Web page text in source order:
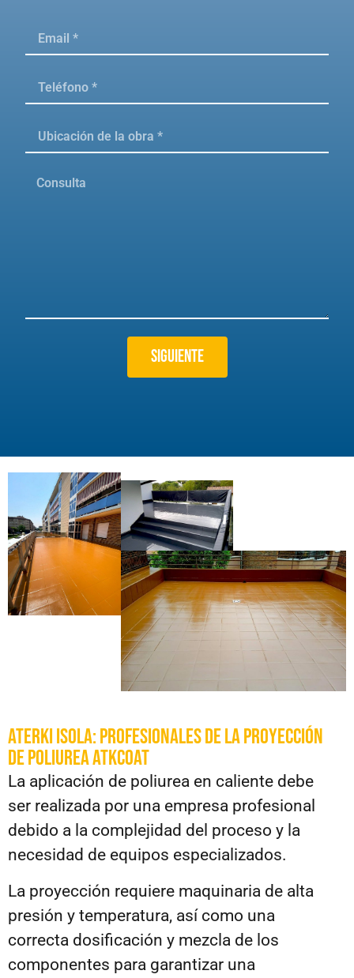
Siguiente
ATERKI ISOLA: PROFESIONALES DE LA PROYECCIÓN
DE POLIUREA ATKCOAT
La aplicación de poliurea en caliente debe
ser realizada por una empresa profesional
debido a la complejidad del proceso y la
necesidad de equipos especializados.
La proyección requiere maquinaria de alta
presión y temperatura, así como una
correcta dosificación y mezcla de los
componentes para garantizar una